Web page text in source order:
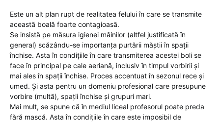
Este un alt plan rupt de realitatea felului în care se transmite
această boală foarte contagioasă.
Se insistă pe măsura igienei mâinilor (altfel justificată în
general) scăzându-se importanța purtării măștii în spații
închise. Asta în condițiile în care transmiterea acestei boli se
face în principal pe cale aeriană, inclusiv în timpul vorbirii și
mai ales în spații închise. Proces accentuat în sezonul rece și
umed. Și asta pentru un domeniu profesional care presupune
vorbire (multă), spații închise și grupuri mari.
Mai mult, se spune că în mediul liceal profesorul poate preda
fără mască. Asta în condițiile în care este imposibil de